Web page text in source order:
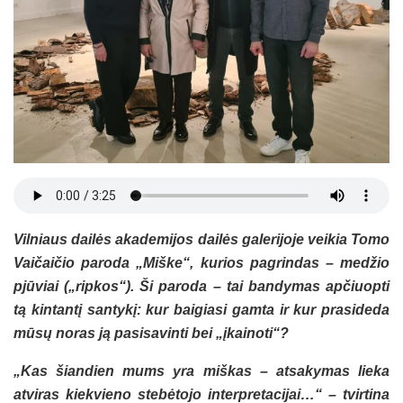
Vilniaus dailės akademijos dailės galerijoje veikia Tomo
Vaičaičio paroda „Miške“, kurios pagrindas – medžio
pjūviai („ripkos“). Ši paroda – tai bandymas apčiuopti
tą kintantį santykį: kur baigiasi gamta ir kur prasideda
mūsų noras ją pasisavinti bei „įkainoti“?
„Kas šiandien mums yra miškas – atsakymas lieka
atviras kiekvieno stebėtojo interpretacijai…“ – tvirtina